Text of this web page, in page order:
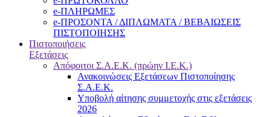
e-ΠΛΗΡΩΜΕΣ
e-ΠΡΟΣΟΝΤΑ / ΔΙΠΛΩΜΑΤΑ / ΒΕΒΑΙΩΣΕΙΣ
ΠΙΣΤΟΠΟΙΗΣΗΣ
Πιστοποιήσεις
Εξετάσεις
Απόφοιτοι Σ.Α.Ε.Κ. (πρώην Ι.Ε.Κ.)
Ανακοινώσεις Εξετάσεων Πιστοποίησης
Σ.Α.Ε.Κ.
Υποβολή αίτησης συμμετοχής στις εξετάσεις
2026